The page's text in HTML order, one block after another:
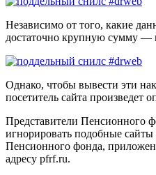
Независимо от того, какие
достаточно крупную сумму —
Однако, чтобы вывести эти
посетитель сайта произведет
Представители Пенсионного
игнорировать подобные
Пенсионного фонда,
адресу pfrf.ru.